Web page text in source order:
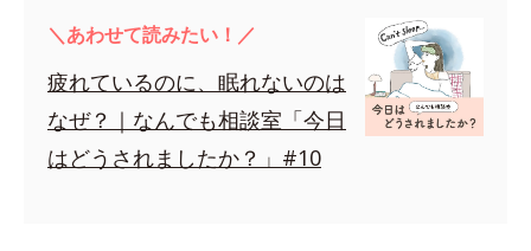
＼あわせて読みたい！／
疲れているのに、眠れないのは
なぜ？｜なんでも相談室「今日
はどうされましたか？」#10